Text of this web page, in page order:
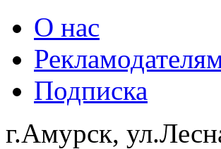
О нас
Подписка
г.Амурск,